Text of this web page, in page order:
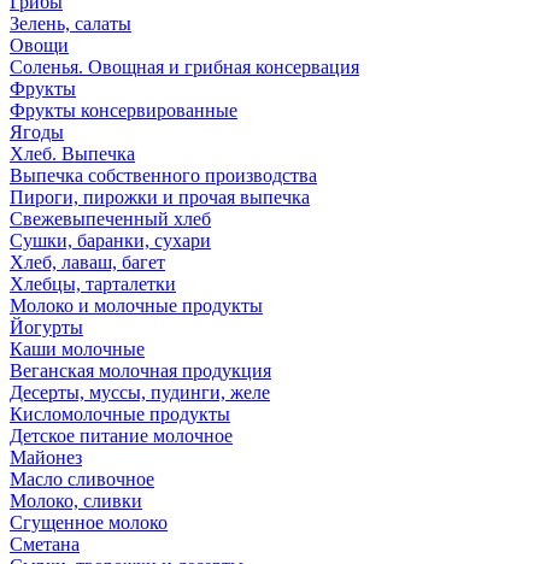
Зелень, салаты
Овощи
Соленья. Овощная и грибная консервация
Фрукты
Фрукты консервированные
Ягоды
Хлеб. Выпечка
Выпечка собственного производства
Пироги, пирожки и прочая выпечка
Свежевыпеченный хлеб
Сушки, баранки, сухари
Хлеб, лаваш, багет
Хлебцы, тарталетки
Молоко и молочные продукты
Йогурты
Каши молочные
Веганская молочная продукция
Десерты, муссы, пудинги, желе
Кисломолочные продукты
Детское питание молочное
Майонез
Масло сливочное
Молоко, сливки
Сгущенное молоко
Сметана